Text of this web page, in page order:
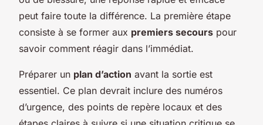
peut faire toute la différence. La première étape
consiste à se former aux premiers secours pour
savoir comment réagir dans l’immédiat.
Préparer un plan d’action avant la sortie est
essentiel. Ce plan devrait inclure des numéros
d’urgence, des points de repère locaux et des